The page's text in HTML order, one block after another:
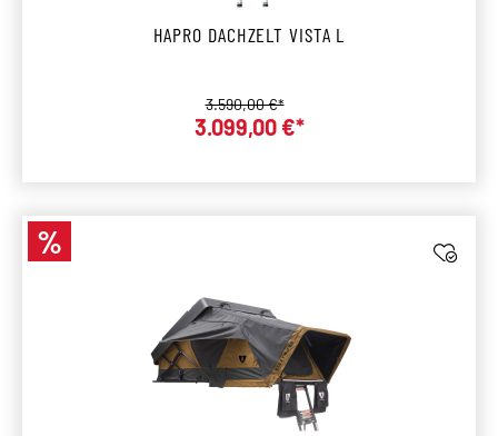
HAPRO DACHZELT VISTA L
Verkaufspreis:
3.099,00 €*
Regulärer Preis:
3.590,00 €*
Rabatt
%